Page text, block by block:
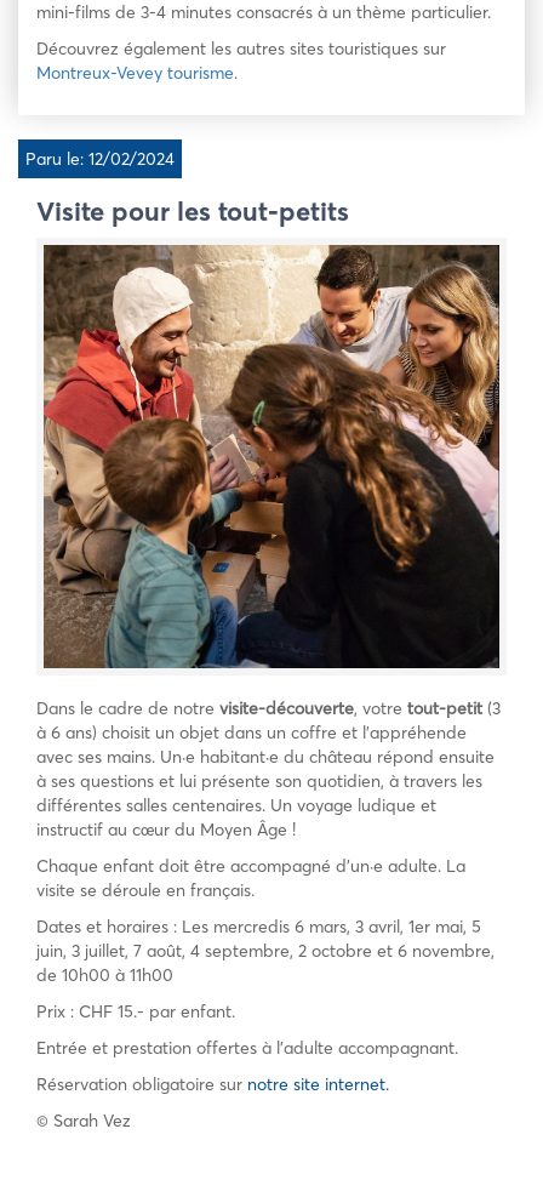
mini-films de 3-4 minutes consacrés à un thème particulier.
Découvrez également les autres sites touristiques sur
Montreux-Vevey tourisme.
Paru le: 12/02/2024
Visite pour les tout-petits
Dans le cadre de notre visite-découverte, votre tout-petit(3
à 6 ans) choisit un objet dans un coffre et l’appréhende
avec ses mains. Un·e habitant·e du château répond ensuite
à ses questions et lui présente son quotidien, à travers les
différentes salles centenaires. Un voyage ludique et
instructif au cœur du Moyen Âge !
Chaque enfant doit être accompagné d’un·e adulte. La
visite se déroule en français.
Dates et horaires : Les mercredis 6 mars, 3 avril, 1er mai, 5
juin, 3 juillet, 7 août, 4 septembre, 2 octobre et 6 novembre,
de 10h00 à 11h00
Prix : CHF 15.- par enfant.
Entrée et prestation offertes à l’adulte accompagnant.
Réservation obligatoire sur notre site internet.
© Sarah Vez